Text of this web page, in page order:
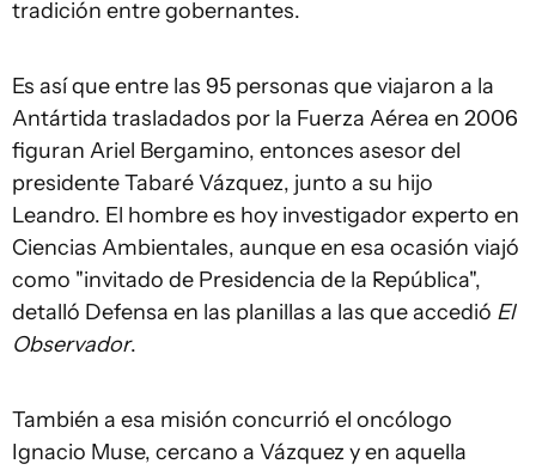
tradición entre gobernantes.
Es así que entre las 95 personas que viajaron a la
Antártida trasladados por la Fuerza Aérea en 2006
figuran Ariel Bergamino, entonces asesor del
presidente Tabaré Vázquez, junto a su hijo
Leandro. El hombre es hoy investigador experto en
Ciencias Ambientales, aunque en esa ocasión viajó
como "invitado de Presidencia de la República",
detalló Defensa en las planillas a las que accedió El
Observador.
También a esa misión concurrió el oncólogo
Ignacio Muse, cercano a Vázquez y en aquella